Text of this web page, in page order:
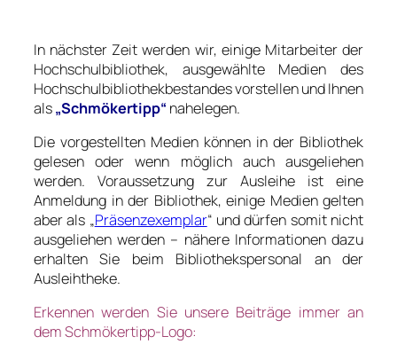
In nächster Zeit werden wir, einige Mitarbeiter der
Hochschulbibliothek, ausgewählte Medien des
Hochschulbibliothekbestandes vorstellen und Ihnen
als„Schmökertipp“ nahelegen.
Die vorgestellten Medien können in der Bibliothek
gelesen oder wenn möglich auch ausgeliehen
werden. Voraussetzung zur Ausleihe ist eine
Anmeldung in der Bibliothek, einige Medien gelten
aber als „Präsenzexemplar“ und dürfen somit nicht
ausgeliehen werden – nähere Informationen dazu
erhalten Sie beim Bibliothekspersonal an der
Ausleihtheke.
Erkennen werden Sie unsere Beiträge immer an
dem Schmökertipp-Logo: